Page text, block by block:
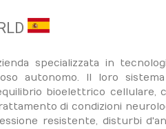
specializzata in
autonomo. Il loro
bioelettrico cellulare,
di condizioni
resistente, disturbi